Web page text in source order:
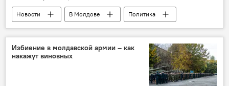
Новости В Молдове
Политика
Россия
Турция
Идлиб
Владимир Путин
Реджеп Тайип Эрдоган
Антониу Гутерреш
Избиение в молдавской армии – как
накажут виновных